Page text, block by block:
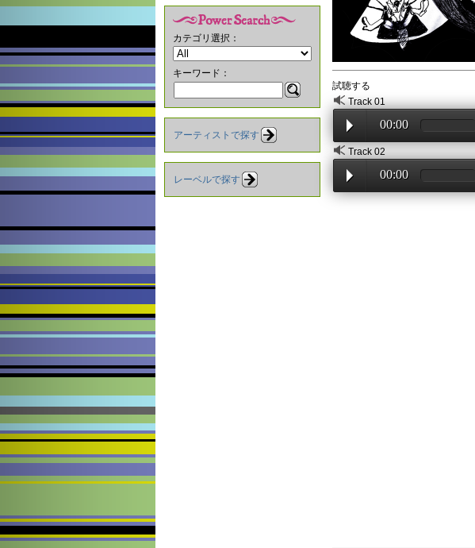
カテゴリ選択：
キーワード：
アーティストで探す
レーベルで探す
試聴する
Track 01
00:00
Track 02
00:00